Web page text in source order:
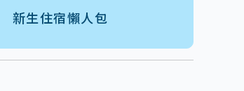
新生住宿懶人包